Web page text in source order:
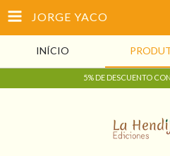
JORGE YACO
INÍCIO
5% DE DESCUENTO